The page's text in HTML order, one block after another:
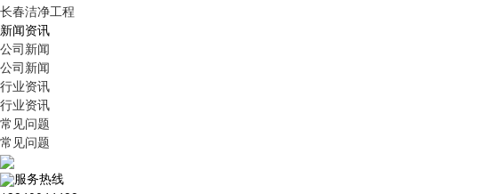
长春洁净工程
新闻资讯
公司新闻
公司新闻
行业资讯
行业资讯
常见问题
常见问题
服务热线